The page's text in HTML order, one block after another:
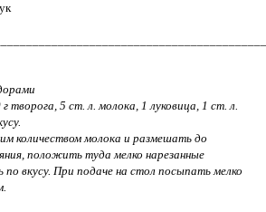
творога, 5 ст. л. молока, 1 луковица, 1 ст. л.
количеством молока и размешать до
положить туда мелко нарезанные
вкусу. При подаче на стол посыпать мелко